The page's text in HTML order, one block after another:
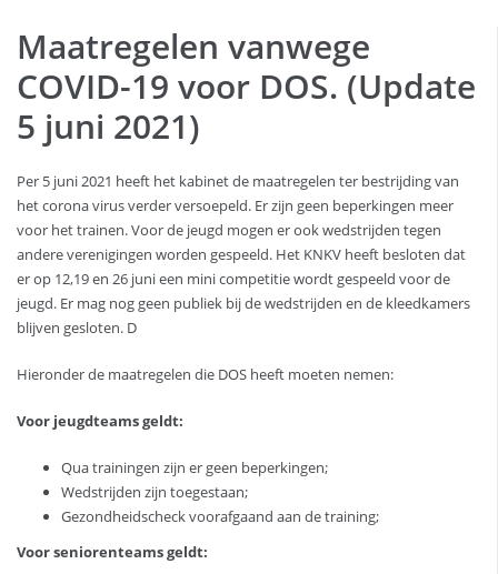
Maatregelen vanwege
COVID-19 voor DOS. (Update
5 juni 2021)
Per 5 juni 2021 heeft het kabinet de maatregelen ter bestrijding van
het corona virus verder versoepeld. Er zijn geen beperkingen meer
voor het trainen. Voor de jeugd mogen er ook wedstrijden tegen
andere verenigingen worden gespeeld. Het KNKV heeft besloten dat
er op 12,19 en 26 juni een mini competitie wordt gespeeld voor de
jeugd. Er mag nog geen publiek bij de wedstrijden en de kleedkamers
blijven gesloten. D
Hieronder de maatregelen die DOS heeft moeten nemen:
Voor jeugdteams geldt:
Qua trainingen zijn er geen beperkingen;
Wedstrijden zijn toegestaan;
Gezondheidscheck voorafgaand aan de training;
Voor seniorenteams geldt: